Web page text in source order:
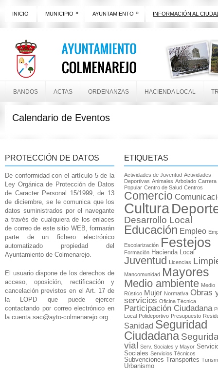
INICIO MUNICIPIO » AYUNTAMIENTO » INFORMACIÓN AL
BANDOS ACTAS ORDENANZAS HACIENDA LOCAL
Calendario de Eventos
PROTECCIÓN DE DATOS
De conformidad con el artículo 5 de la
Ley Orgánica de Protección de Datos
de Caracter Personal 15/1999, de 13
de diciembre, se le comunica que los
datos suministrados por el navegante
a través de cualquiera de los enlaces
de correo de este sitio WEB, formarán
parte de un fichero electrónico
automatizado propiedad del
Ayuntamiento de Colmenarejo.
El usuario dispone de los derechos de
acceso, oposición, rectificación y
cancelación previstos en el Art. 17 de
la LOPD que puede ejercer
contactando por correo electrónico en
la cuenta sac@ayto-colmenarejo.org.
ETIQUETAS
Actividades de Juventud Actividades
Deportivas Animales Arbolado Carrera
Popular Centro de Salud Centros
Comercio
Cultura
Desarrollo Local
Educación Empleo
Escolarización Festejos
Formación Hacienda Local
Juventud Licencias
Mancomunidad Mayores
Medio ambiente Medio
Rústico Mujer Normativa Obras
servicios Oficina Técnica
Participación Ciudadana
Local Polideportivo Presupuesto
Sanidad Seguridad
Ciudadana
vial
Serv. Sociales y Mayor
Sociales Servicios Técnicos
Subvenciones Transportes
Urbanismo